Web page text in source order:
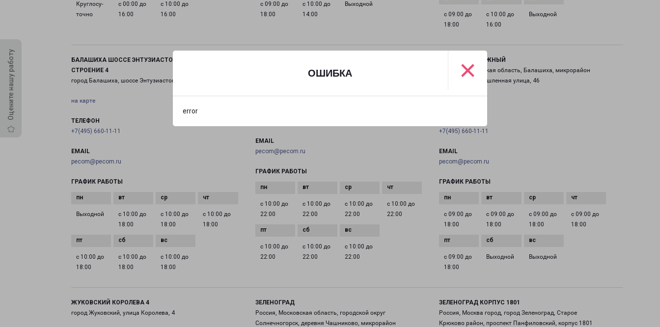
ОШИБКА
error
×
Оцените нашу работу
Круглосу­
точно
с 00:00 до
16:00
с 10:00 до
16:00
с 09:00 до
18:00
с 10:00 до
14:00
Выходной
с 09:00 до
18:00
с 10:00 до
16:00
Выходной
БАЛАШИХА ШОССЕ ЭНТУЗИАСТОВ ВЛАДЕНИЕ 11
СТРОЕНИЕ 4
город Балашиха, шоссе Энтузиастов, 11 строение 4
на карте
ТЕЛЕФОН
+7(495) 660-11-11
EMAIL
pecom@pecom.ru
ГРАФИК РАБОТЫ
Выходной
с 10:00 до
18:00
с 10:00 до
18:00
с 10:00 до
18:00
с 10:00 до
18:00
с 10:00 до
18:00
с 10:00 до
18:00
Дедовск, улица Мира, 9
EMAIL
pecom@pecom.ru
ГРАФИК РАБОТЫ
с 10:00 до
22:00
с 10:00 до
22:00
с 10:00 до
22:00
с 10:00 до
22:00
с 10:00 до
22:00
с 10:00 до
22:00
с 10:00 до
22:00
ЖЕЛЕЗНОДОРОЖНЫЙ
Россия, Московская область, Балашиха, микрорайон
Саввино, Промышленная улица, 46
+7(495) 660-11-11
EMAIL
pecom@pecom.ru
ГРАФИК РАБОТЫ
с 09:00 до
18:00
с 09:00 до
18:00
с 09:00 до
18:00
с 09:00 до
18:00
с 09:00 до
18:00
Выходной Выходной
ЖУКОВСКИЙ КОРОЛЕВА 4
город Жуковский, улица Королева, 4
ЗЕЛЕНОГРАД
Россия, Московская область, городской округ
Солнечногорск, деревня Чашниково, микрорайон
ЗЕЛЕНОГРАД КОРПУС 1801
Россия, Москва город, город Зеленоград, Старое
Крюково район, проспект Панфиловский, корпус 1801